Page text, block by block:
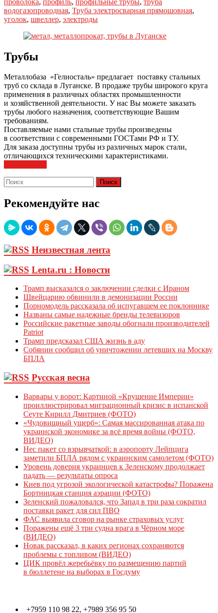
водогазопроводная, Труба электросварная прямошовная,
уголок, швеллер, электроды
Трубы
Металлобаза «Гелиосталь» предлагает поставку стальных
труб со склада в Луганске. В продаже трубы широкого круга
применения в различных областях промышленности
и хозяйственной деятельности. У нас Вы можете заказать
трубы любого назначения, соответствующие Вашим
требованиям.
Поставляемые нами стальные трубы произведены
в соответствии с современными ГОСТами РФ и ТУ.
Для заказа доступны трубы из различных марок стали,
отличающихся техническими характеристиками.
Рекомендуйте нас
Неизвестная лента
Lenta.ru : Новости
Трамп высказался о заключении сделки с Ираном
Швейцарию обвинили в демонизации России
Порномодель рассказала об испугавшем ее поклоннике
Названы самые надежные бренды телевизоров
Российские ракетные заводы обогнали производителей
Patriot
Трамп предсказал США жизнь в аду
Собянин сообщил об уничтожении летевших на Москву
БПЛА
Русская весна
Варвары у ворот: Картиной «Крушение Империи»
проиллюстрировал миграционный кризис в испанской
Сеуте Кирилл Дмитриев (ФОТО)
«Чудовищный ущерб»: Самая массированная атака по
украинской экономике за всё время войны (ФОТО,
ВИДЕО)
Нес пакет со взрывчаткой: в аэропорту Лейпцига
заметили БПЛА рядом с украинским самолетом (ФОТО)
Уровень доверия украинцев к Зеленскому продолжает
падать — результаты опроса
Киев под угрозой экологической катастрофы? Поражена
Бортницкая станция аэрации (ФОТО)
Зеленский пожаловался, что Запад в три раза сократил
поставки ракет для сил ПВО
ФАС выявила сговор на рынке страховых услуг
Поражены ещё 3 три судна врага в Чёрном море
(ВИДЕО)
Новак рассказал, в каких регионах сохраняются
проблемы с топливом (ВИДЕО)
ЦИК провёл жеребьёвку по размещению партий
в бюллетене на выборах в Госдуму
+7959 110 98 22, +7989 356 95 50